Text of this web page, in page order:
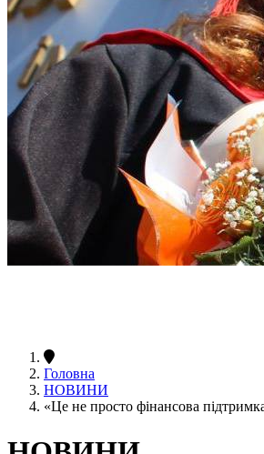
Головна
НОВИНИ
«Це не просто фінансова